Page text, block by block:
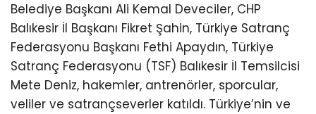
Belediye Başkanı Ali Kemal Deveciler, CHP
Balıkesir İl Başkanı Fikret Şahin, Türkiye Satranç
Federasyonu Başkanı Fethi Apaydın, Türkiye
Satranç Federasyonu (TSF) Balıkesir İl Temsilcisi
Mete Deniz, hakemler, antrenörler, sporcular,
veliler ve satrançseverler katıldı. Türkiye’nin ve